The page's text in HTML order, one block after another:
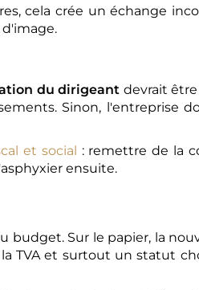
cela crée un échange
du dirigeant devrait
Sinon, l'entreprise
et social : remettre de la
ensuite.
budget. Sur le papier, la
TVA et surtout un statut